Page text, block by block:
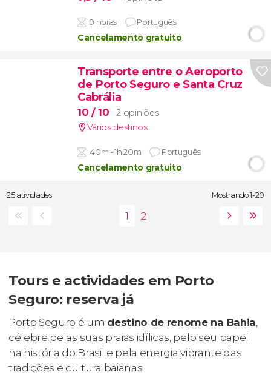
9 horas Português
Cancelamento gratuito
Transporte entre o Aeroporto
de Porto Seguro e Santa Cruz
Cabrália
10 / 10
2 opiniões
Vários destinos
40m - 1h 20m Português
Cancelamento gratuito
25 atividades Mostrando 1-20
Tours e actividades em Porto
Seguro: reserva já
Porto Seguro é um destino de renome na Bahia,
célebre pelas suas praias idílicas, pelo seu papel
na história do Brasil e pela energia vibrante das
tradições e cultura baianas.